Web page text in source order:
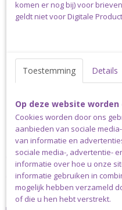
Clover Soft Touch
Clover Soft Touch Haaknaald
€ 4,75
Op voorraad
komen er nog bij) voor
geldt niet voor Digitale
Toestemming Details
Op deze website
Cookies worden door ons
aanbieden van sociale
van informatie en
sociale media-, advertentie-
informatie over hoe u onze
informatie gebruiken in
mogelijk hebben verzameld
of die u hen hebt verstrekt.